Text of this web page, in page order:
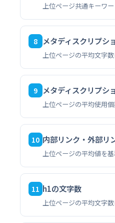
上位ページ共通キーワ
8 メタディスクリプシ
上位ページの平均文字
9 メタディスクリプシ
上位ページの平均使用
10 内部リンク・外部リ
上位ページの平均値を
11 h1の文字数
上位ページの平均文字